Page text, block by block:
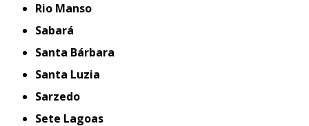
Rio Manso
Sabará
Santa Bárbara
Santa Luzia
Sarzedo
Sete Lagoas